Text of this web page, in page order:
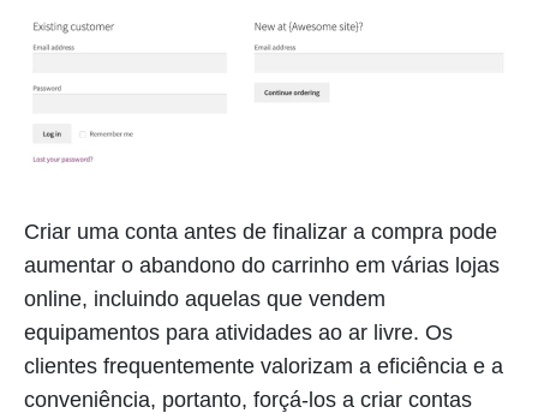
Criar uma conta antes de finalizar a compra pode
aumentar o abandono do carrinho em várias lojas
online, incluindo aquelas que vendem
equipamentos para atividades ao ar livre. Os
clientes frequentemente valorizam a eficiência e a
conveniência, portanto, forçá-los a criar contas